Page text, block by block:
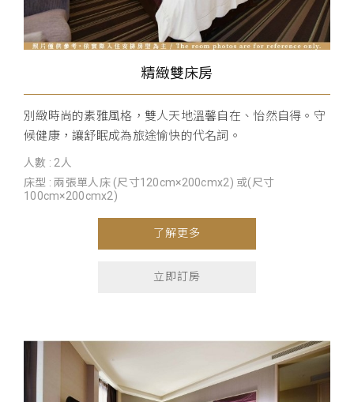
精緻雙床房
別緻時尚的素雅風格，雙人天地溫馨自在、怡然自得。守
候健康，讓舒眠成為旅途愉快的代名詞。
人數 : 2人
床型 : 兩張單人床 (尺寸120cm×200cmx2) 或(尺寸
100cm×200cmx2)
了解更多
立即訂房